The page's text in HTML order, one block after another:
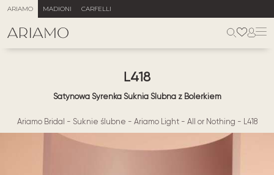
ARIAMO MADIONI CARFELLI
L418
Satynowa Syrenka Suknia Ślubna z Bolerkiem
Ariamo Bridal - Suknie ślubne - Ariamo Light- All or Nothing - L418